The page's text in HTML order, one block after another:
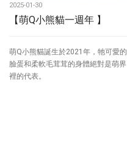
2025-01-30
【萌Q小熊貓一週年 】
萌Q小熊貓誕生於2021年，牠可愛的
臉蛋和柔軟毛茸茸的身體絕對是萌界
裡的代表。